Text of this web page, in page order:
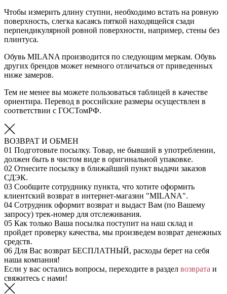
Чтобы измерить длину ступни, необходимо встать на ровную
поверхность, слегка касаясь пяткой находящейся сзади
перпендикулярной ровной поверхности, например, стены без
плинтуса.
Обувь MILANA производится по следующим меркам. Обувь
других брендов может немного отличаться от приведенных
ниже замеров.
Тем не менее вы можете пользоваться таблицей в качестве
ориентира. Перевод в российские размеры осуществлен в
соответствии с ГОСТомРФ.
ВОЗВРАТ И ОБМЕН
01 Подготовьте посылку. Товар, не бывший в употреблении,
должен быть в чистом виде в оригинальной упаковке.
02 Отнесите посылку в ближайший пункт выдачи заказов
СДЭК.
03 Сообщите сотруднику пункта, что хотите оформить
клиентский возврат в интернет-магазин "MILANA".
04 Сотрудник оформит возврат и выдаст Вам (по Вашему
запросу) трек-номер для отслеживания.
05 Как только Ваша посылка поступит на наш склад и
пройдет проверку качества, мы произведем возврат денежных
средств.
06 Для Вас возврат БЕСПЛАТНЫЙ, расходы берет на себя
наша компания!
Если у вас остались вопросы, переходите в раздел возврата и
свяжитесь с нами!